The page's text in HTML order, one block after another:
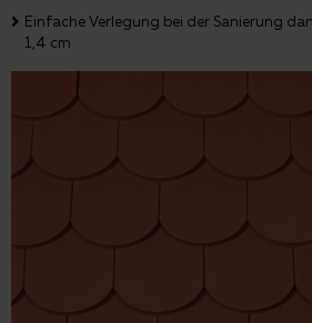
Einfache Verlegung bei der Sanierung
1,4 cm